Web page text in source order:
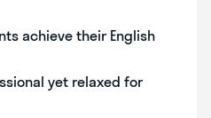
achieve their English
yet relaxed for